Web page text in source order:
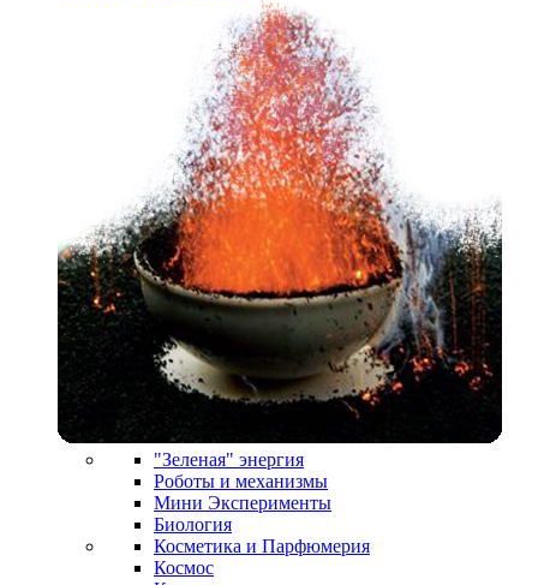
"Зеленая" энергия
Роботы и механизмы
Мини Эксперименты
Биология
Косметика и Парфюмерия
Космос